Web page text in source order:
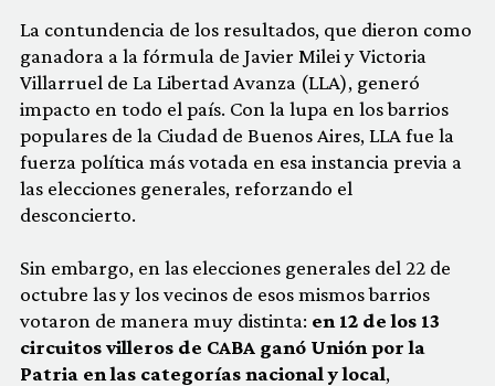
La contundencia de los resultados, que dieron como
ganadora a la fórmula de Javier Milei y Victoria
Villarruel de La Libertad Avanza (LLA), generó
impacto en todo el país. Con la lupa en los barrios
populares de la Ciudad de Buenos Aires, LLA fue la
fuerza política más votada en esa instancia previa a
las elecciones generales, reforzando el
desconcierto.
Sin embargo, en las elecciones generales del 22 de
octubre las y los vecinos de esos mismos barrios
votaron de manera muy distinta: en 12 de los 13
circuitos villeros de CABA ganó Unión por la
Patria en las categorías nacional y local,